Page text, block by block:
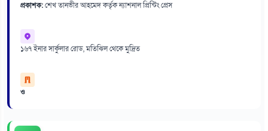
প্রকাশক:শেখ তানভীর আহমেদ কর্তৃক ন্যাশনাল প্রিন্টিং প্রেস
১৬৭ ইনার সার্কুলার রোড, মতিঝিল থেকে মুদ্রিত
ও